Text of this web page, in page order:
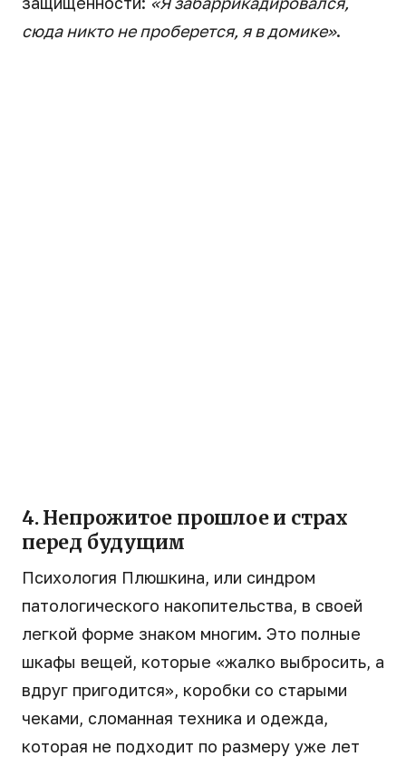
сюда никто не проберется, я в домике».
4. Непрожитое прошлое и страх
перед будущим
Психология Плюшкина, или синдром
патологического накопительства, в своей
легкой форме знаком многим. Это полные
шкафы вещей, которые «жалко выбросить, а
вдруг пригодится», коробки со старыми
чеками, сломанная техника и одежда,
которая не подходит по размеру уже лет